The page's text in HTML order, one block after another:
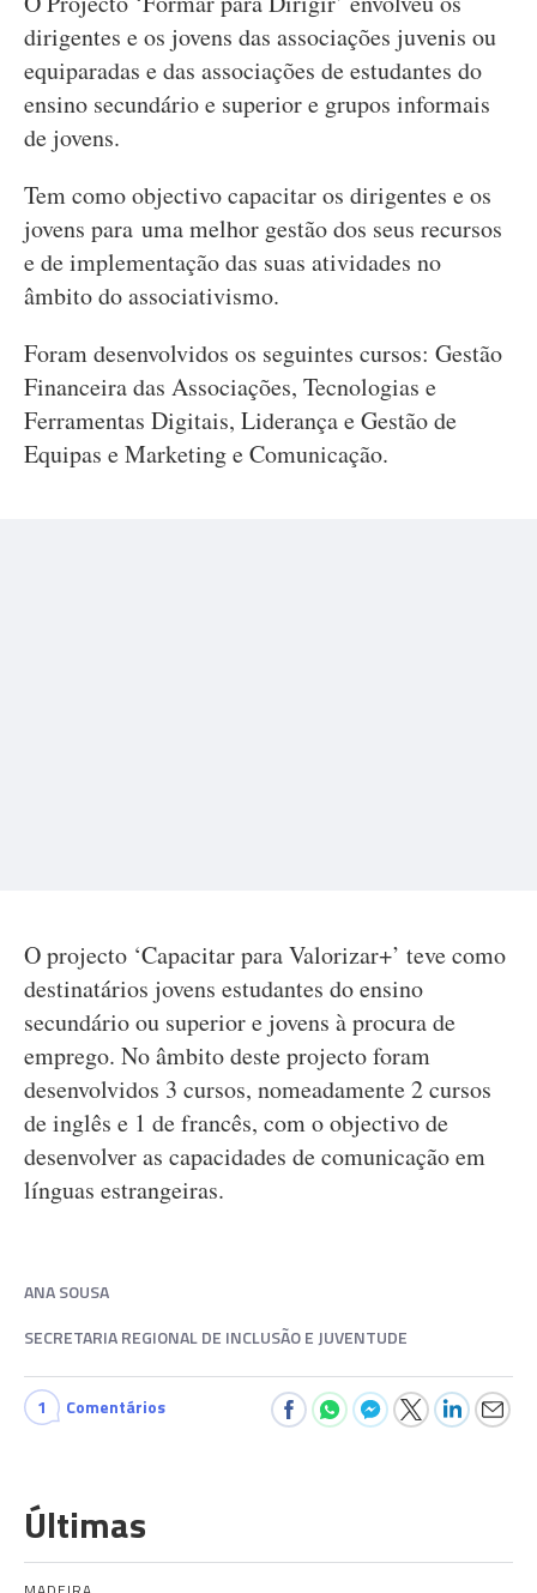
dirigentes e os jovens das associações juvenis ou
equiparadas e das associações de estudantes do
ensino secundário e superior e grupos informais
de jovens.
Tem como objectivo capacitar os dirigentes e os
jovens para uma melhor gestão dos seus recursos
e de implementação das suas atividades no
âmbito do associativismo.
Foram desenvolvidos os seguintes cursos: Gestão
Financeira das Associações, Tecnologias e
Ferramentas Digitais, Liderança e Gestão de
Equipas e Marketing e Comunicação.
O projecto ‘Capacitar para Valorizar+’ teve como
destinatários jovens estudantes do ensino
secundário ou superior e jovens à procura de
emprego. No âmbito deste projecto foram
desenvolvidos 3 cursos, nomeadamente 2 cursos
de inglês e 1 de francês, com o objectivo de
desenvolver as capacidades de comunicação em
línguas estrangeiras.
ANA SOUSA
SECRETARIA REGIONAL DE INCLUSÃO E JUVENTUDE
1 Comentários
Últimas